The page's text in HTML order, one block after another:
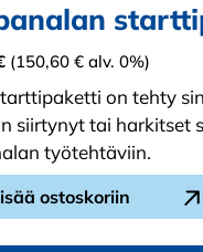
(150,60 € alv. 0%)
on tehty
siirtynyt tai harkitset
työtehtäviin.
ostoskoriin